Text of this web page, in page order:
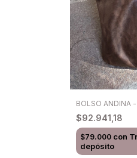
BOLSO ANDINA
$92.941,18
$79.000 con
depósito